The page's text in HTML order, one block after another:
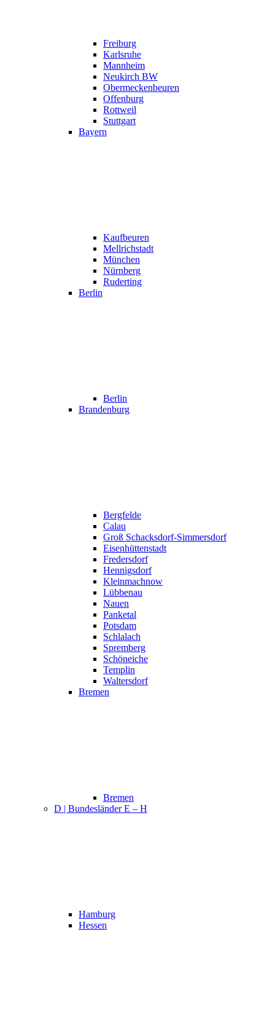
Freiburg
Karlsruhe
Mannheim
Neukirch BW
Obermeckenbeuren
Offenburg
Rottweil
Stuttgart
Bayern
Kaufbeuren
Mellrichstadt
München
Nürnberg
Ruderting
Berlin
Berlin
Brandenburg
Bergfelde
Calau
Groß Schacksdorf-Simmersdorf
Eisenhüttenstadt
Fredersdorf
Hennigsdorf
Kleinmachnow
Lübbenau
Nauen
Panketal
Potsdam
Schlalach
Spremberg
Schöneiche
Templin
Waltersdorf
Bremen
Bremen
D | Bundesländer E – H
Hamburg
Hessen